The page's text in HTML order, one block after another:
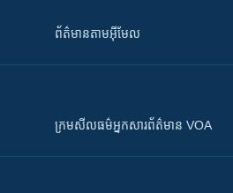
ព័ត៌មាន​តាម​អ៊ីមែល
ក្រម​​​សីលធម៌​​​អ្នក​​​សារព័ត៌មាន VOA